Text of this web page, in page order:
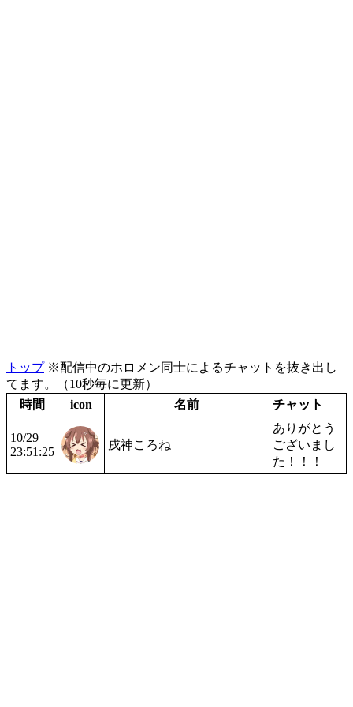
トップ※配信中のホロメン同士によるチャットを抜き出し
てます。（10秒毎に更新）
時間
icon 名前 チャット
10/29
23:51:25
戌神ころね
ありがとう
ございまし
た！！！